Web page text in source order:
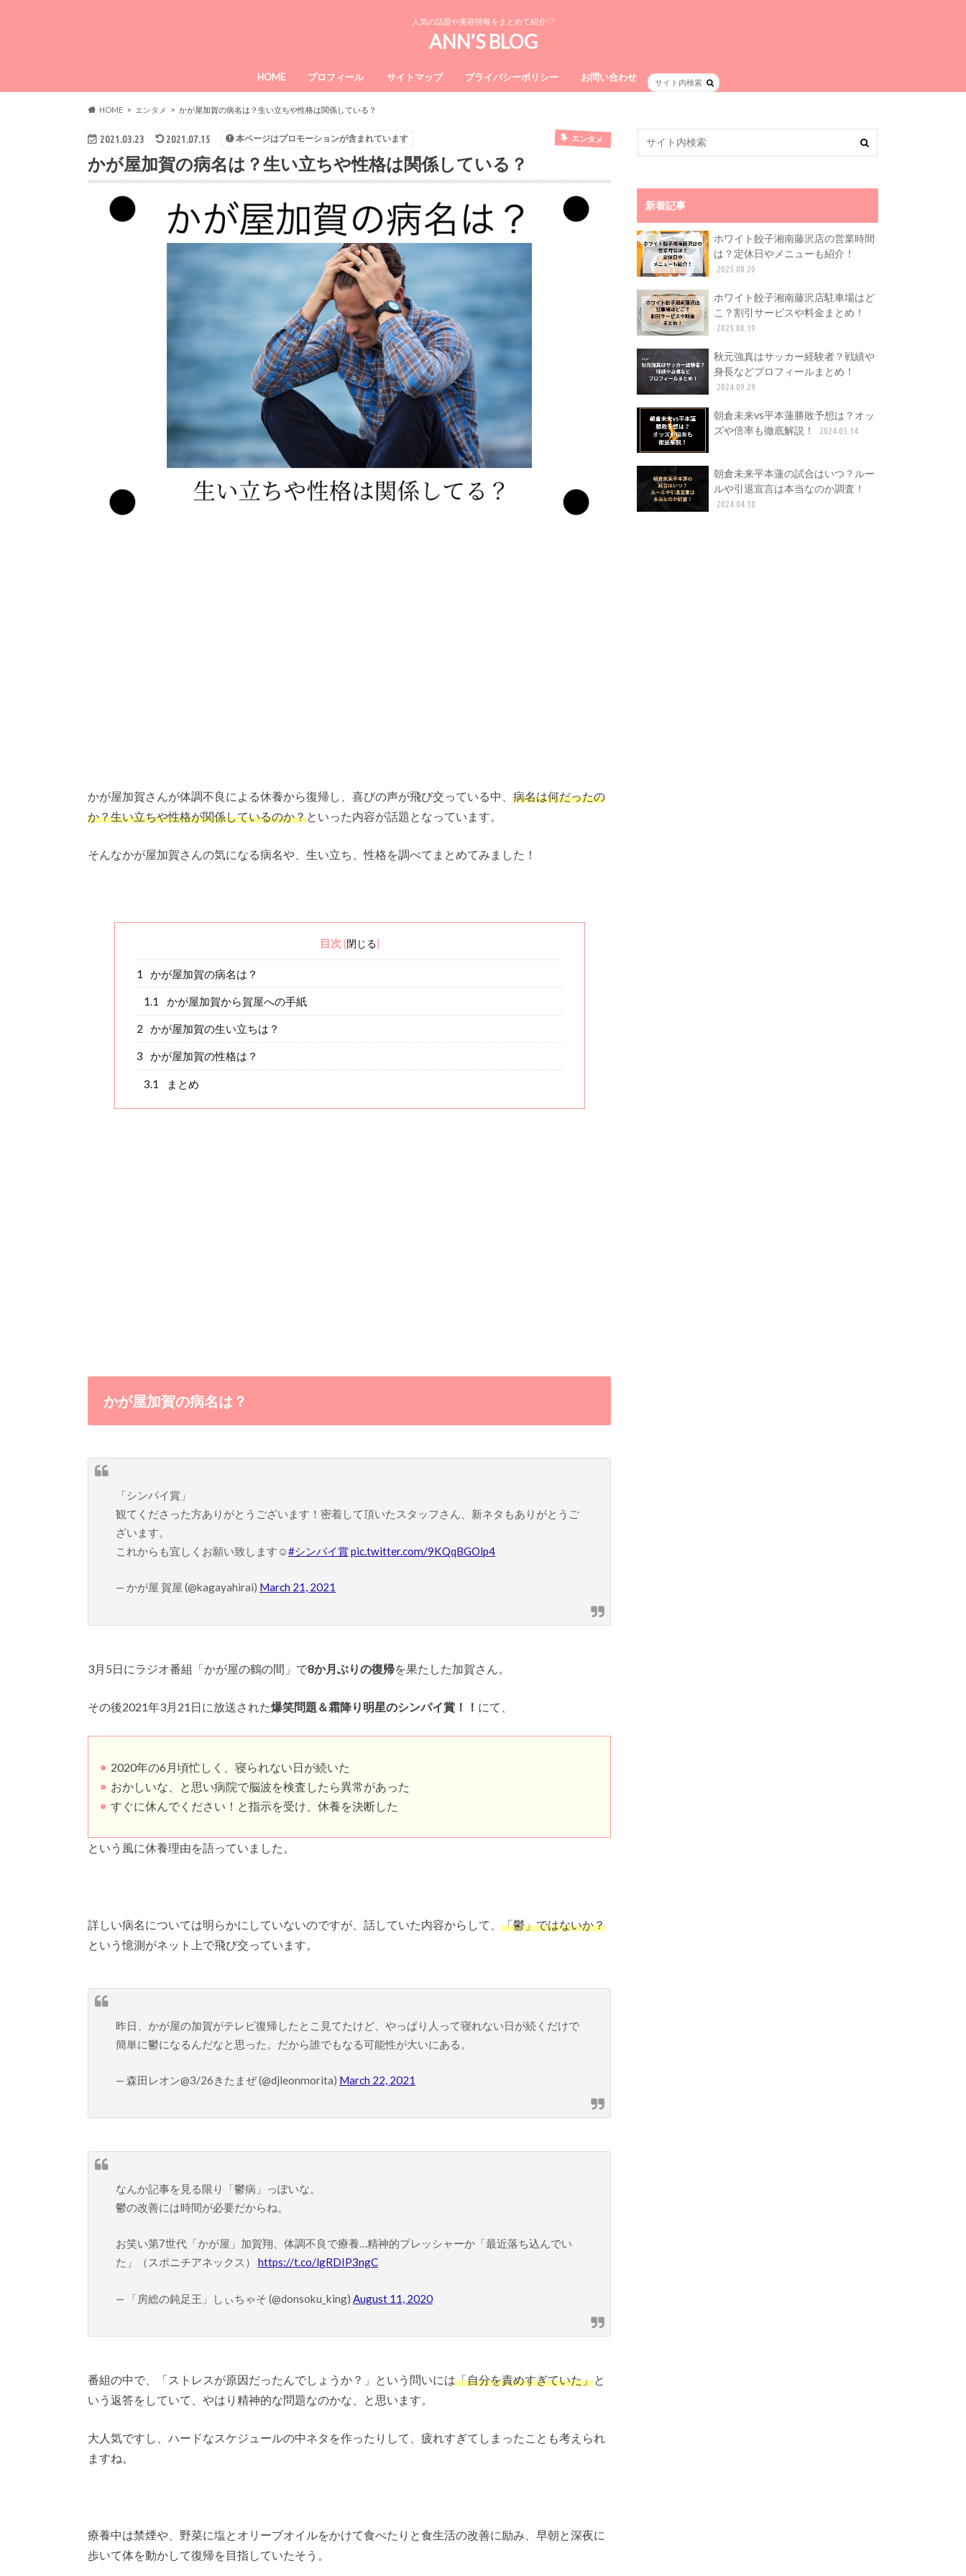
人気の話題や美容情報をまとめて紹介♡
ANN’S BLOG
HOME プロフィール サイトマップ プライバシーポリシー お問い合わせ
HOME エンタメ かが屋加賀の病名は？生い立ちや性格は関係している？
2021.03.23 2021.07.15 エンタメ
本ページはプロモーションが含まれています
かが屋加賀の病名は？生い立ちや性格は関係している？
かが屋加賀さんが体調不良による休養から復帰し、喜びの声が飛び交っている中、 病名は何だったの
か？生い立ちや性格が関係しているのか？といった内容が話題となっています。
そんなかが屋加賀さんの気になる病名や、生い立ち、性格を調べてまとめてみました！
目次 [閉じる]
1 かが屋加賀の病名は？
1.1 かが屋加賀から賀屋への手紙
2 かが屋加賀の生い立ちは？
3 かが屋加賀の性格は？
3.1 まとめ
かが屋加賀の病名は？
「シンパイ賞」
観てくださった方ありがとうございます！密着して頂いたスタッフさん、新ネタもありがとうご
ざいます。
これからも宜しくお願い致します☺️#シンパイ賞pic.twitter.com/9KQqBGOlp4
— かが屋 賀屋 (@kagayahirai) March 21, 2021
3月5日にラジオ番組「かが屋の鶴の間」で8か月ぶりの復帰を果たした加賀さん。
その後2021年3月21日に放送された爆笑問題＆霜降り明星のシンパイ賞！！ にて、
2020年の6月頃忙しく、寝られない日が続いた
おかしいな、と思い病院で脳波を検査したら異常があった
すぐに休んでください！と指示を受け、休養を決断した
という風に休養理由を語っていました。
詳しい病名については明らかにしていないのですが、話していた内容からして、 「鬱」ではないか？
という憶測がネット上で飛び交っています。
昨日、かが屋の加賀がテレビ復帰したとこ見てたけど、やっぱり人って寝れない日が続くだけで
簡単に鬱になるんだなと思った。だから誰でもなる可能性が大いにある。
— 森田レオン@3/26きたまぜ (@djleonmorita) March 22, 2021
なんか記事を見る限り「鬱病」っぽいな。
鬱の改善には時間が必要だからね。
お笑い第7世代「かが屋」加賀翔、体調不良で療養…精神的プレッシャーか「最近落ち込んでい
た」（スポニチアネックス） https://t.co/lgRDIP3ngC
— 「房総の鈍足王」しぃちゃそ (@donsoku_king) August 11, 2020
番組の中で、「ストレスが原因だったんでしょうか？」という問いには「自分を責めすぎていた」と
いう返答をしていて、やはり精神的な問題なのかな、と思います。
大人気ですし、ハードなスケジュールの中ネタを作ったりして、疲れすぎてしまったことも考えられ
ますね。
療養中は禁煙や、野菜に塩とオリーブオイルをかけて食べたりと食生活の改善に励み、早朝と深夜に
歩いて体を動かして復帰を目指していたそう。
新着記事
ホワイト餃子湘南藤沢店の営業時間
は？定休日やメニューも紹介！
2025.08.20
ホワイト餃子湘南藤沢店駐車場はど
こ？割引サービスや料金まとめ！
2025.08.19
秋元強真はサッカー経験者？戦績や
身長などプロフィールまとめ！
2024.09.29
朝倉未来vs平本蓮勝敗予想は？オッ
ズや倍率も徹底解説！
2024.05.14
朝倉未来平本蓮の試合はいつ？ルー
ルや引退宣言は本当なのか調査！
2024.04.18